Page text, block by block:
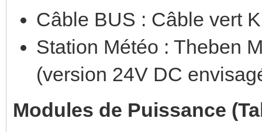
Câble BUS : Câble vert
Station Météo : Theben
(version 24V DC
Modules de Puissance